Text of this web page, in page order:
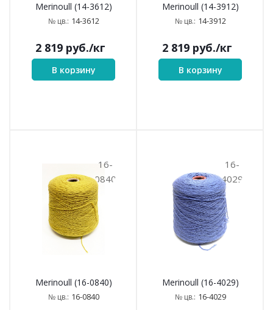
Merinoull (14-3612)
№ цв.: 14-3612
2 819 руб./кг
В корзину
Merinoull (14-3912)
№ цв.: 14-3912
2 819 руб./кг
В корзину
16-
0840
Merinoull (16-0840)
№ цв.: 16-0840
16-
4029
Merinoull (16-4029)
№ цв.: 16-4029